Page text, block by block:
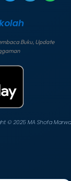
Buku, Update
© 2025 MA Shofa